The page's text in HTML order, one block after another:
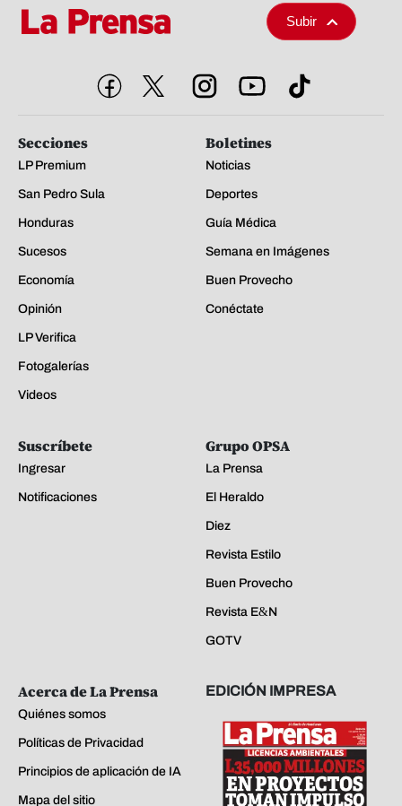
Subir
Secciones
LP Premium
San Pedro Sula
Honduras
Sucesos
Economía
Opinión
LP Verifica
Fotogalerías
Videos
Boletines
Noticias
Deportes
Guía Médica
Semana en Imágenes
Buen Provecho
Conéctate
Suscríbete
Ingresar
Notificaciones
Grupo OPSA
La Prensa
El Heraldo
Diez
Revista Estilo
Buen Provecho
Revista E&N
GOTV
Acerca de La Prensa
Quiénes somos
Políticas de Privacidad
Principios de aplicación de IA
Mapa del sitio
EDICIÓN IMPRESA